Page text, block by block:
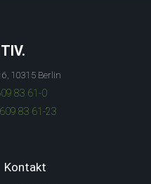
10315 Berlin
83 61-0
83 61-23
Kontakt